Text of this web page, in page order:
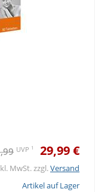
UVP 1 29,99 €
MwSt. zzgl.Versand
Artikel auf Lager